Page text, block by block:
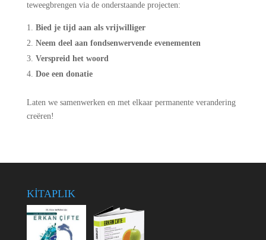
teweegbrengen via de onderstaande projecten:
Bied je tijd aan als vrijwilliger
Neem deel aan fondsenwervende evenementen
Verspreid het woord
Doe een donatie
Laten we samenwerken en met elkaar permanente verandering
creëren!
KİTAPLIK